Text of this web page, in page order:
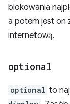
blokowania
a potem jest on
internetową.
optional
optional to